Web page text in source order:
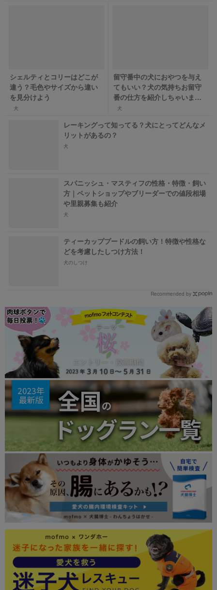
シェルティとコリーはどこが
違う？毛色やサイズから違い
を見分けよう
犬
留守番中の犬におやつを与え
てもいい？犬の気持ちお留守
番の仕方を紹介しちゃいま
す！
犬
レーキングって知ってる？犬にとってどんなメ
リットがあるの？
犬
スパニッシュ・マスティフの性格・特徴・飼い
方｜ペットショップやブリーダーでの値段相場
や里親募集も紹介
犬
ティーカッププードルの飼い方！特徴や性格な
どを考慮したしつけ方法！
犬のしつけ
Recommended by